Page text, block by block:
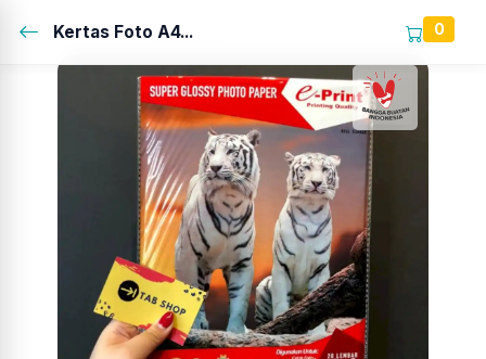
Kertas Foto A4... 0